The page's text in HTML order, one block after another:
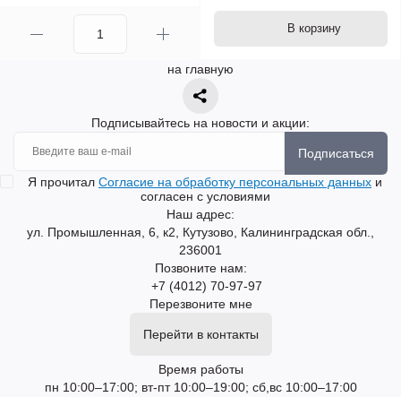
В корзину
на главную
Подписывайтесь на новости и акции:
Подписаться
Я прочитал Согласие на обработку персональных данных и
согласен с условиями
Наш адрес:
ул. Промышленная, 6, к2, Кутузово, Калининградская обл.,
236001
Позвоните нам:
+7 (4012) 70-97-97
Перезвоните мне
Перейти в контакты
Время работы
пн 10:00–17:00; вт-пт 10:00–19:00; сб,вс 10:00–17:00